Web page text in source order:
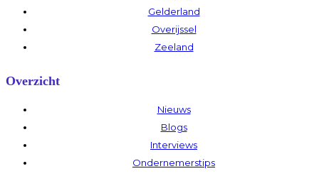
Gelderland
Overijssel
Zeeland
Overzicht
Nieuws
Blogs
Interviews
Ondernemerstips